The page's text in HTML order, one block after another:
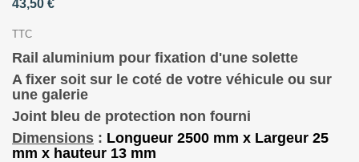
43,50 €
TTC
Rail aluminium pour fixation d'une solette
A fixer soit sur le coté de votre véhicule ou sur
une galerie
Joint bleu de protection non fourni
Dimensions : Longueur 2500 mm x Largeur 25
mm x hauteur 13 mm